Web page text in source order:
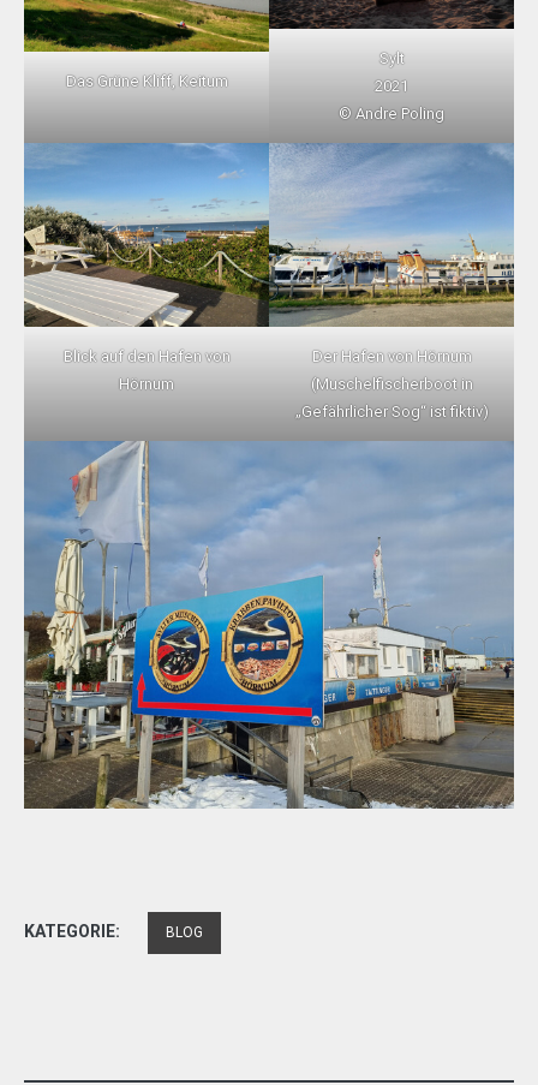
Das Grüne Kliff, Keitum
Sylt
2021
© Andre Poling
Blick auf den Hafen von
Hörnum
Der Hafen von Hörnum
(Muschelfischerboot in
„Gefährlicher Sog“ ist fiktiv)
KATEGORIE: BLOG